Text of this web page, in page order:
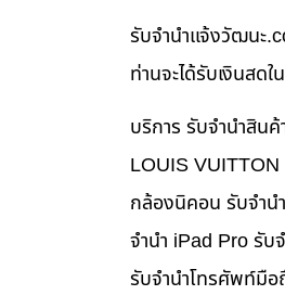
รับจํานําแจ้งวัฒนะ
ท่านจะได้รับเงินสด
บริการ รับจำนำสินค้
LOUIS VUITTON
กล้องนิคอน รับจำน
จำนำ iPad Pro รับ
รับจำนำโทรศัพท์มื